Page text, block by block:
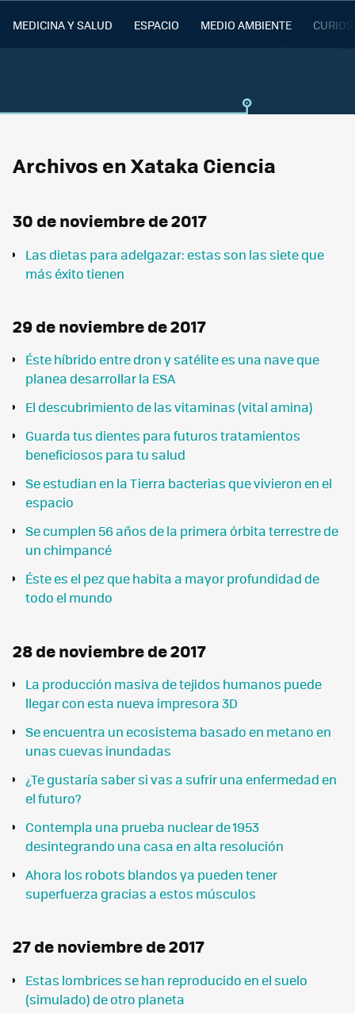
MEDICINA Y SALUD ESPACIO MEDIO AMBIENTE
Archivos en Xataka Ciencia
30 de noviembre de 2017
Las dietas para adelgazar: estas son las siete que
más éxito tienen
29 de noviembre de 2017
Éste híbrido entre dron y satélite es una nave que
planea desarrollar la ESA
El descubrimiento de las vitaminas (vital amina)
Guarda tus dientes para futuros tratamientos
beneficiosos para tu salud
Se estudian en la Tierra bacterias que vivieron en el
espacio
Se cumplen 56 años de la primera órbita terrestre de
un chimpancé
Éste es el pez que habita a mayor profundidad de
todo el mundo
28 de noviembre de 2017
La producción masiva de tejidos humanos puede
llegar con esta nueva impresora 3D
Se encuentra un ecosistema basado en metano en
unas cuevas inundadas
¿Te gustaría saber si vas a sufrir una enfermedad en
el futuro?
Contempla una prueba nuclear de 1953
desintegrando una casa en alta resolución
Ahora los robots blandos ya pueden tener
superfuerza gracias a estos músculos
27 de noviembre de 2017
Estas lombrices se han reproducido en el suelo
(simulado) de otro planeta